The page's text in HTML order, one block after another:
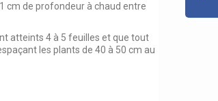
cm de profondeur à chaud entre
atteints 4 à 5 feuilles et que tout
les plants de 40 à 50 cm au